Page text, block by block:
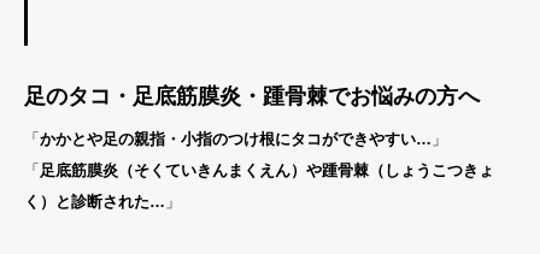
足のタコ・足底筋膜炎・踵骨棘でお悩みの方へ
「 かかとや足の親指・小指のつけ根にタコができやすい… 」
「 足底筋膜炎（そくていきんまくえん）や踵骨棘（しょうこつきょ
く）と診断された… 」